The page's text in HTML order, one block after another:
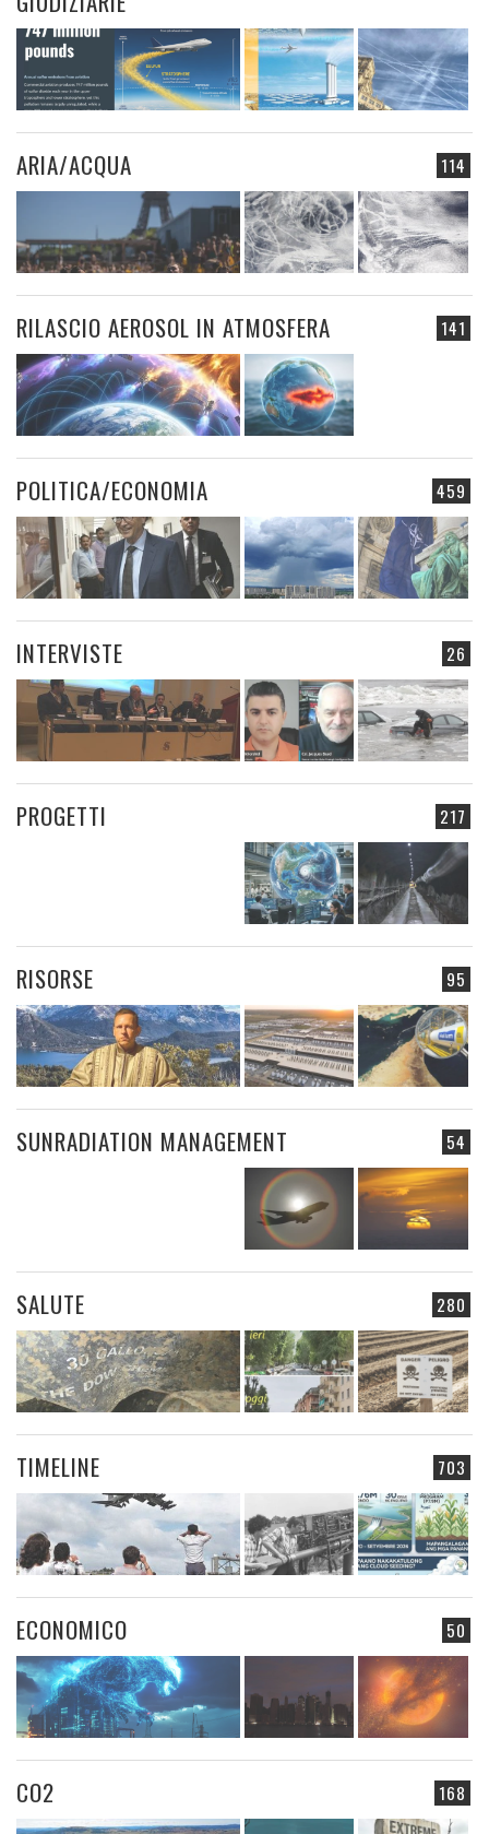
114
ARIA/ACQUA
141
RILASCIO AEROSOL IN ATMOSFERA
459
POLITICA/ECONOMIA
26
INTERVISTE
217
PROGETTI
95
RISORSE
54
SUNRADIATION MANAGEMENT
280
SALUTE
703
TIMELINE
50
ECONOMICO
168
CO2